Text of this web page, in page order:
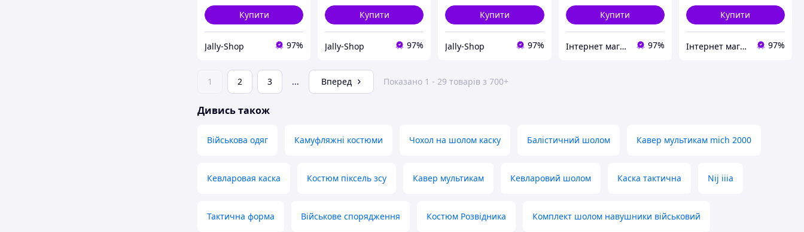
Купити
Jally-Shop 97%
Купити
Jally-Shop 97%
Купити
Jally-Shop 97%
Купити
Інтернет магазин Rombi 97%
Купити
Інтернет магазин Rombi 97%
1 2 3 ... Вперед Показано 1 - 29 товарів з 700+
Дивись також
Військова одяг Камуфляжні костюми Чохол на шолом каску Балістичний шолом Кавер мультикам mich 2000
Кевларовая каска Костюм піксель зсу Кавер мультикам Кевларовий шолом Каска тактична Nij iiia
Тактична форма Військове спорядження Костюм Розвідника Комплект шолом навушники військовий